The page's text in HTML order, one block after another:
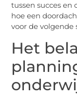
tussen succes en
hoe een
voor de volgende
Het